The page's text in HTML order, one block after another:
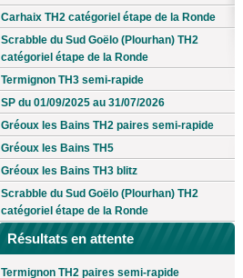
Carhaix TH2 catégoriel étape de la Ronde
Scrabble du Sud Goëlo (Plourhan) TH2
catégoriel étape de la Ronde
Termignon TH3 semi-rapide
SP du 01/09/2025 au 31/07/2026
Gréoux les Bains TH2 paires semi-rapide
Gréoux les Bains TH5
Gréoux les Bains TH3 blitz
Scrabble du Sud Goëlo (Plourhan) TH2
catégoriel étape de la Ronde
Résultats en attente
Termignon TH2 paires semi-rapide